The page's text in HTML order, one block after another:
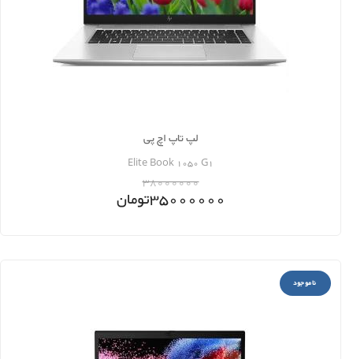
لپ تاپ اچ پی
Elite Book 1050 G1
38000000
35000000تومان
ناموجود